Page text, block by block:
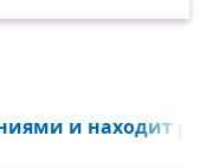
и находит